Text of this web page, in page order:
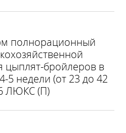
полнорационный
цыплят-бройлеров в
5 недели (от 23 до 42
ЛЮКС (П)